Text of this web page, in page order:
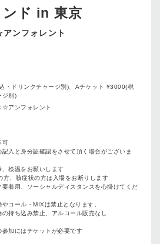
19 20
26 27
ド in 東京
ンフォレント
・ドリンクチャージ別)、Aチケット ¥3000(税
ジ別)
☆アンフォレント
可
入と身分証確認をさせて頂く場合がございま
検温をお願いします
、咳症状の方は入場をお断りします
着用、ソーシャルディスタンスを心掛けてくだ
コール・MIXは禁止となります。
持ち込み禁止、アルコール販売なし
加にはチケットが必要です